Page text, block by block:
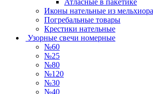
Атласные в пакетике
Иконы нательные из
Погребальные товары
Крестики нательные
Узорные свечи номерные
№60
№25
№80
№120
№30
№40